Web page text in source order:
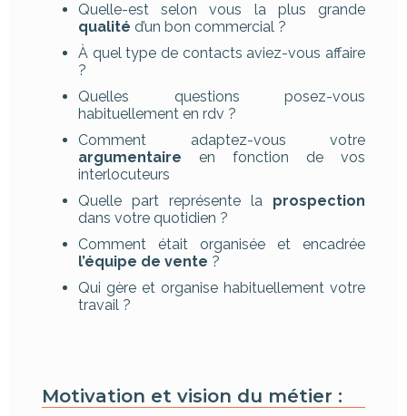
Quelle-est selon vous la plus grande
qualité d’un bon commercial ?
À quel type de contacts aviez-vous affaire
?
Quelles questions posez-vous
habituellement en rdv ?
Comment adaptez-vous votre
argumentaire en fonction de vos
interlocuteurs
Quelle part représente la prospection
dans votre quotidien ?
Comment était organisée et encadrée
l’équipe de vente ?
Qui gère et organise habituellement votre
travail ?
Motivation et vision du métier :